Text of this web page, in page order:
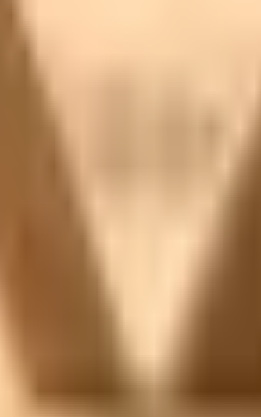
确定时可先按分类浏览。
建议从分类入口进入，再按场景逐个打开工具。
场景细节仍以各工具独立页面为主。
完整且便于扫描。